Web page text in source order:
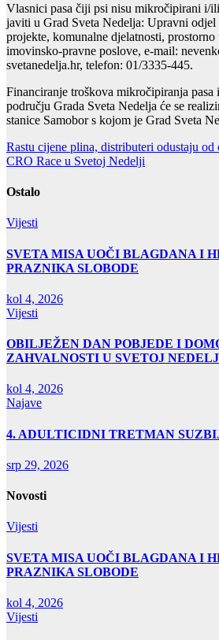
Vlasnici pasa čiji psi nisu mikročipirani i/
javiti u Grad Sveta Nedelja: Upravni odjel
projekte, komunalne djelatnosti,
imovinsko-pravne poslove, e-mail:
svetanedelja.hr, telefon: 01/3335-445.
Financiranje troškova mikročipiranja
području Grada Sveta Nedelja će se
stanice Samobor s kojom je Grad Sveta
Navigacija
objava
Rastu cijene plina, distributeri odustaju od
CRO Race u Svetoj Nedelji
Ostalo
Vijesti
SVETA MISA UOČI BLAGDANA I
PRAZNIKA SLOBODE
kol 4, 2026
Vijesti
OBILJEŽEN DAN POBJEDE I
ZAHVALNOSTI U SVETOJ
kol 4, 2026
Najave
4. ADULTICIDNI TRETMAN
srp 29, 2026
Novosti
Vijesti
SVETA MISA UOČI BLAGDANA I
PRAZNIKA SLOBODE
kol 4, 2026
Vijesti